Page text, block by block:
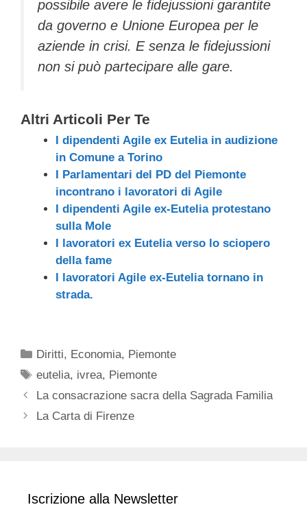
possibile avere le fidejussioni garantite
da governo e Unione Europea per le
aziende in crisi. E senza le fidejussioni
non si può partecipare alle gare.
Altri Articoli Per Te
I dipendenti Agile ex Eutelia in audizione
in Comune a Torino
I Parlamentari del PD del Piemonte
incontrano i lavoratori di Agile
I dipendenti Agile ex-Eutelia protestano
sulla Mole
I lavoratori ex Eutelia verso lo sciopero
della fame
I lavoratori Agile ex-Eutelia tornano in
strada.
Categorie
Diritti, Economia, Piemonte
Tag
eutelia, ivrea, Piemonte
La consacrazione sacra della Sagrada Familia
La Carta di Firenze
Iscrizione alla Newsletter